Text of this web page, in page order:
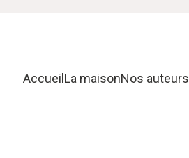
Accueil La maisonNos auteurs